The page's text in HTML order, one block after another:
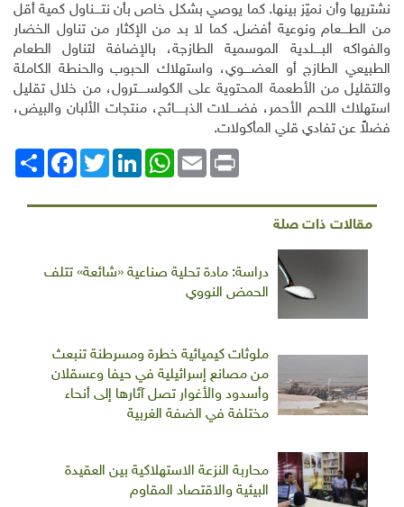
نشتريها وأن نميّز بينها. كما يوصي بشكل خاص بأن نتــــناول كمية أقل
من الطــــعام ونوعية أفضل. كما لا بد من الإكثار من تناول الخضار
والفواكه البــــلدية الموسمية الطازجة، بالإضافة لتناول الطعام
الطبيعي الطازج أو العضــــوي، واستهلاك الحبوب والحنطة الكاملة
والتقليل من الأطعمة المحتوية على الكولســـــترول، من خلال تقليل
استهلاك اللحم الأحمر، فضــــلات الذبـــــائح، منتجات الألبان والبيض،
فضلاً عن تفادي قلي المأكولات.
انشر
FacebookTwitterLinkedIn
WhatsAppEmail Print
مقالات ذات صلة
دراسة: مادة تحلية صناعية «شائعة» تتلف
الحمض النووي
ملوثات كيميائية خطرة ومسرطنة تنبعث
من مصانع إسرائيلية في حيفا وعسقلان
وأسدود والأغوار تصل آثارها إلى أنحاء
مختلفة في الضفة الغربية
محاربة النزعة الاستهلاكية بين العقيدة
البيئية والاقتصاد المقاوم